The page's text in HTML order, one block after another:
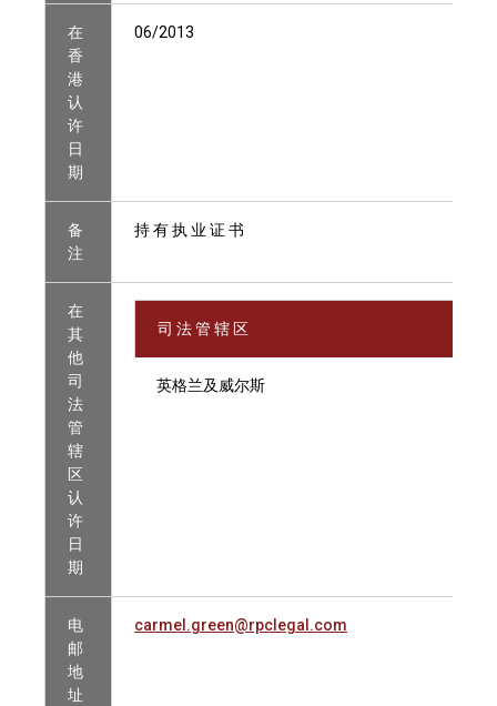
在
香
港
认
许
日
期
06/2013
备
注
持 有 执 业 证 书
在
其
他
司
法
管
辖
区
认
许
日
期
司 法 管 辖 区
英格兰及威尔斯
电
邮
地
址
carmel.green@rpclegal.com